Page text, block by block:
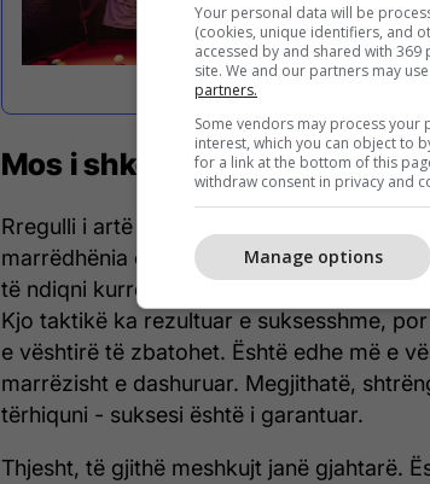
burrat i
fitojnë në
jetën e tyre
Mos i shkoni nga pas
Rregulli i artë – veçanërisht nëse gjërat
marrëdhënia është në një rrugë të
të ndiqni kurrë një mashkull dhe nuk duhet
Kjo taktikë ka rezultuar e suksesshme,
e vështirë të zbatohet. Është edhe më e
marrëzisht e dashuruar. Megjithatë,
tërhiquni - suksesi është i garantuar.
Thjesht, të gjithë meshkujt janë gjahtarë.
Your personal data will be
(cookies, unique identifiers, and
accessed by and shared with
site. We and our partners may
partners.
Some vendors may process
interest, which you can object to
for a link at the bottom of this
withdraw consent in privacy and
Manage options